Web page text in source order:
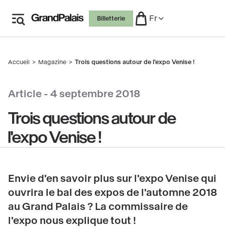
contenu
Billetterie Fr
Fil
Accueil Magazine Trois questions autour de l'expo Venise !
Article - 4 septembre 2018
Trois questions autour de
l'expo Venise !
Envie d'en savoir plus sur l'expo Venise qui
ouvrira le bal des expos de l'automne 2018
au Grand Palais ? La commissaire de
l'expo nous explique tout !